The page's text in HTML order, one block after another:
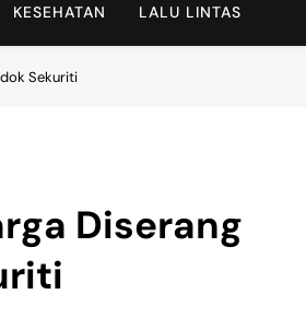
KESEHATAN LALU LINTAS
Sekuriti
Diserang